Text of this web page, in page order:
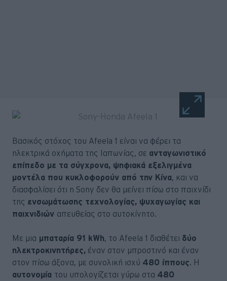
Βασικός στόχος του Afeela 1 είναι να φέρει τα
ηλεκτρικά οχήματα της Ιαπωνίας, σε ανταγωνιστικό
επίπεδο με τα σύγχρονα, ψηφιακά εξελιγμένα
μοντέλα που κυκλοφορούν από την Κίνα , και να
διασφαλίσει ότι η Sony δεν θα μείνει πίσω στο παιχνίδι
της ενσωμάτωσης τεχνολογίας, ψυχαγωγίας και
παιχνιδιών απευθείας στο αυτοκίνητο.
Με μια μπαταρία 91 kWh , το Afeela 1 διαθέτει δύο
ηλεκτροκινητήρες, έναν στον μπροστινό και έναν
στον πίσω άξονα, με συνολική ισχύ 480 ίππους . Η
αυτονομία του υπολογίζεται γύρω στα 480